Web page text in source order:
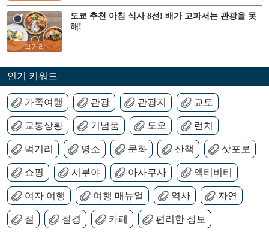
먹거리
도쿄 추천 아침 식사 8선! 배가 고파서는 관광을 못
해!
인기 키워드
가족여행 관광 관광지 교토
교통상황 기념품 도오 런치
먹거리 명소 문화 산책 삿포로
쇼핑 시부야 아사쿠사 액티비티
여자 여행 여행 매뉴얼 역사 자연
절 절경 카페 편리한 정보